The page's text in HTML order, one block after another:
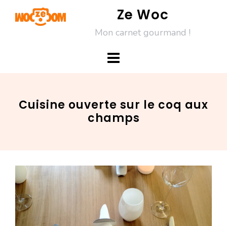
Ze Woc
Mon carnet gourmand !
Cuisine ouverte sur le coq aux
champs